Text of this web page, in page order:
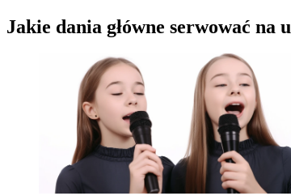
Jakie dania główne serwować na